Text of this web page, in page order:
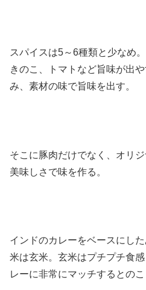
スパイスは5～6種類と少なめ
きのこ、トマトなど旨味が出
み、素材の味で旨味を出す。
そこに豚肉だけでなく、オリ
美味しさで味を作る。
インドのカレーをベースにし
米は玄米。玄米はプチプチ食
レーに非常にマッチするとのこ